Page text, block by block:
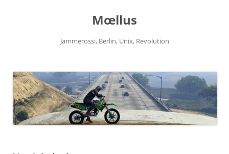
Mœllus
Jammerossi, Berlin, Unix, Revolution